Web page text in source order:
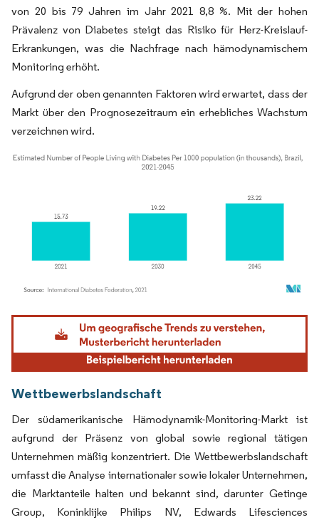
von 20 bis 79 Jahren im Jahr 2021 8,8 %. Mit der hohen
Prävalenz von Diabetes steigt das Risiko für Herz-Kreislauf-
Erkrankungen, was die Nachfrage nach hämodynamischem
Monitoring erhöht.
Aufgrund der oben genannten Faktoren wird erwartet, dass der
Markt über den Prognosezeitraum ein erhebliches Wachstum
verzeichnen wird.
Bild © Mordor Intelligence. Wiederverwendung erfordert Namensnennung gemäß
Wettbewerbslandschaft
Der südamerikanische Hämodynamik-Monitoring-Markt ist
aufgrund der Präsenz von global sowie regional tätigen
Unternehmen mäßig konzentriert. Die Wettbewerbslandschaft
umfasst die Analyse internationaler sowie lokaler Unternehmen,
die Marktanteile halten und bekannt sind, darunter Getinge
Group, Koninklijke Philips NV, Edwards Lifesciences